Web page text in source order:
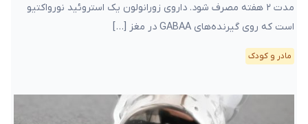
مدت ۲ هفته مصرف شود. داروی زورانولون یک استروئید نورواکتیو
است که روی گیرنده‌های GABAA در مغز […]
مادر و کودک